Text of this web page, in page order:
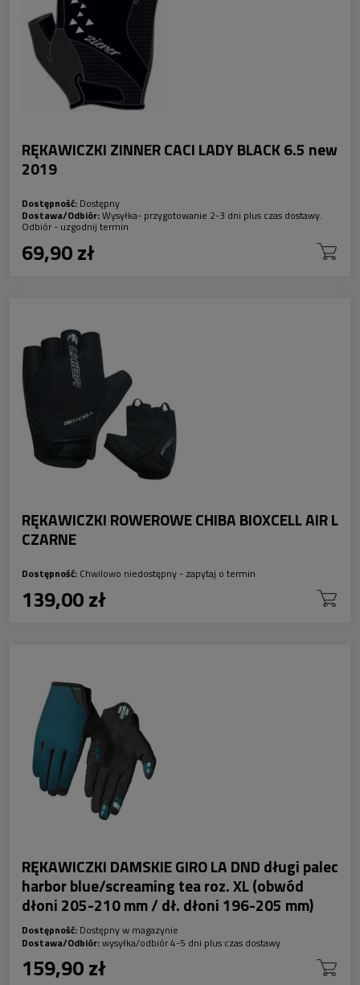
RĘKAWICZKI ZINNER CACI LADY BLACK 6.5 new
2019
Dostępność: Dostępny
Dostawa/Odbiór:Wysyłka- przygotowanie 2-3 dni plus czas dostawy.
Odbiór - uzgodnij termin
69,90 zł
RĘKAWICZKI ROWEROWE CHIBA BIOXCELL AIR L
CZARNE
Dostępność: Chwilowo niedostępny - zapytaj o termin
139,00 zł
RĘKAWICZKI DAMSKIE GIRO LA DND długi palec
harbor blue/screaming tea roz. XL (obwód
dłoni 205-210 mm / dł. dłoni 196-205 mm)
Dostępność: Dostępny w magazynie
Dostawa/Odbiór:wysyłka/odbiór 4-5 dni plus czas dostawy
159,90 zł